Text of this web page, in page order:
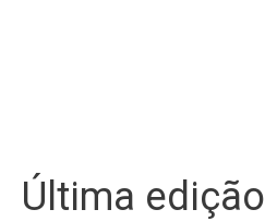
Última edição